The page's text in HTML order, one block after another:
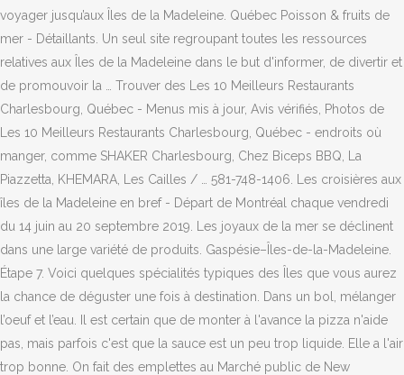
voyager jusqu’aux Îles de la Madeleine. Québec Poisson & fruits de
mer - Détaillants. Un seul site regroupant toutes les ressources
relatives aux Îles de la Madeleine dans le but d'informer, de divertir et
de promouvoir la … Trouver des Les 10 Meilleurs Restaurants
Charlesbourg, Québec - Menus mis à jour, Avis vérifiés, Photos de
Les 10 Meilleurs Restaurants Charlesbourg, Québec - endroits où
manger, comme SHAKER Charlesbourg, Chez Biceps BBQ, La
Piazzetta, KHEMARA, Les Cailles / … 581-748-1406. Les croisières aux
îles de la Madeleine en bref - Départ de Montréal chaque vendredi
du 14 juin au 20 septembre 2019. Les joyaux de la mer se déclinent
dans une large variété de produits. Gaspésie–Îles-de-la-Madeleine.
Étape 7. Voici quelques spécialités typiques des Îles que vous aurez
la chance de déguster une fois à destination. Dans un bol, mélanger
l’oeuf et l’eau. Il est certain que de monter à l'avance la pizza n'aide
pas, mais parfois c'est que la sauce est un peu trop liquide. Elle a l'air
trop bonne. On fait des emplettes au Marché public de New